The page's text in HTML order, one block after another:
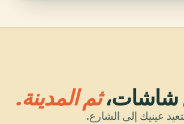
شاشات،ثم المدينة.
عينيك إلى الشارع.